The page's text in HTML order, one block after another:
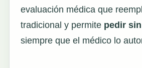
evaluación médica que
tradicional y permite pedir
siempre que el médico lo